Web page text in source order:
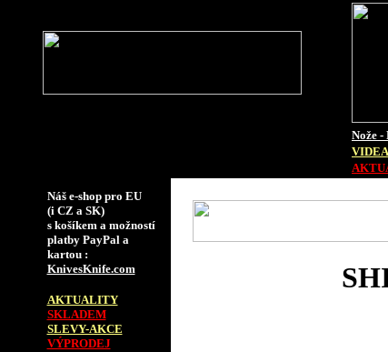
Nože
Náš e-shop pro EU
(i CZ a SK)
s košíkem a možností
platby PayPal a
kartou :
KnivesKnife.com
AKTUALITY
SKLADEM
SLEVY-AKCE
VÝPRODEJ